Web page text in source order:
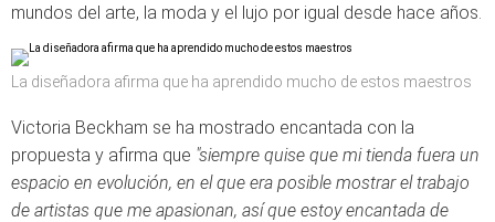
mundos del arte, la moda y el lujo por igual desde hace años.
La diseñadora afirma que ha aprendido mucho de estos maestros
Victoria Beckham se ha mostrado encantada con la
propuesta y afirma que "siempre quise que mi tienda fuera un
espacio en evolución, en el que era posible mostrar el trabajo
de artistas que me apasionan, así que estoy encantada de